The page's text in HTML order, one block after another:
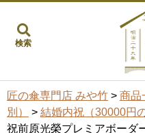
検索
匠の傘専門店 みや竹 > 商品
別）
> 結婚内祝（30000円
祝前原光榮プレミアボーダ